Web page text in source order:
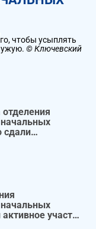
чтобы усыплять
© Ключевский
сдали
участие